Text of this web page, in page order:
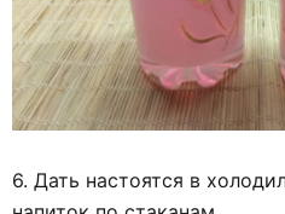
6. Дать настоятся в